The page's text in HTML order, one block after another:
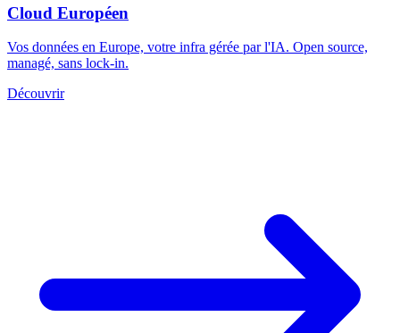
Cloud Européen
Vos données en Europe, votre infra gérée par l'IA. Open source,
managé, sans lock-in.
Découvrir